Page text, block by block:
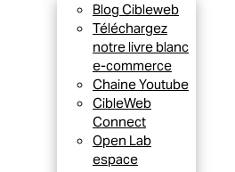
Blog Cibleweb
Téléchargez
notre livre blanc
e-commerce
Chaine Youtube
CibleWeb
Connect
Open Lab
espace